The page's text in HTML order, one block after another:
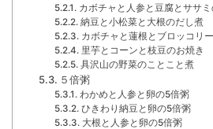
カボチャと人参と豆腐とササ
納豆と小松菜と大根のだし煮
カボチャと蓮根とブロッコリ
里芋とコーンと枝豆のお焼き
具沢山の野菜のことこと煮
５倍粥
わかめと人参と卵の5倍粥
ひきわり納豆と卵の5倍粥
大根と人参と卵の5倍粥